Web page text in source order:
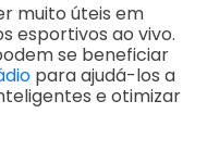
muito úteis em
esportivos ao vivo.
se beneficiar
para ajudá-los a
e otimizar